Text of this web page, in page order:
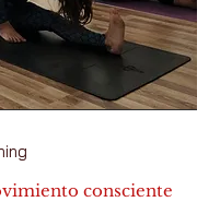
consciente